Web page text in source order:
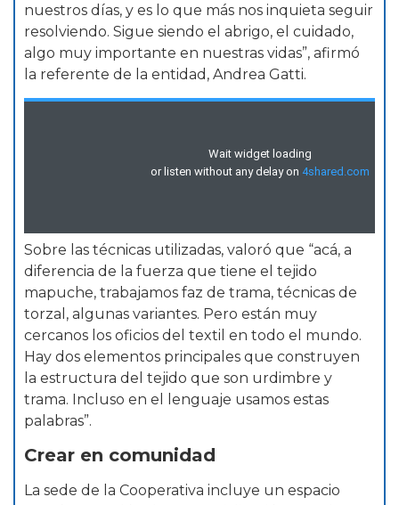
nuestros días, y es lo que más nos inquieta seguir
resolviendo. Sigue siendo el abrigo, el cuidado,
algo muy importante en nuestras vidas”, afirmó
la referente de la entidad, Andrea Gatti.
Sobre las técnicas utilizadas, valoró que “acá, a
diferencia de la fuerza que tiene el tejido
mapuche, trabajamos faz de trama, técnicas de
torzal, algunas variantes. Pero están muy
cercanos los oficios del textil en todo el mundo.
Hay dos elementos principales que construyen
la estructura del tejido que son urdimbre y
trama. Incluso en el lenguaje usamos estas
palabras”.
Crear en comunidad
La sede de la Cooperativa incluye un espacio